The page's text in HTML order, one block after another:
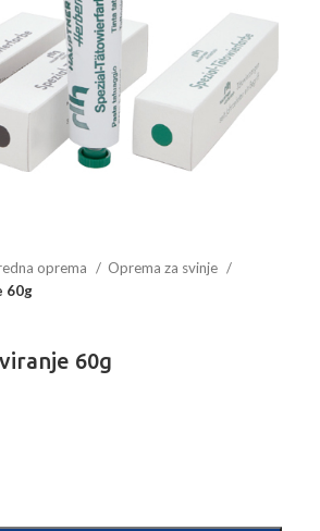
oprema
Oprema za svinje
60g
60g